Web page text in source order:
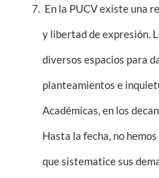
En la PUCV existe una
y libertad de expresión.
diversos espacios para
planteamientos e
Académicas, en los
Hasta la fecha, no
que sistematice sus